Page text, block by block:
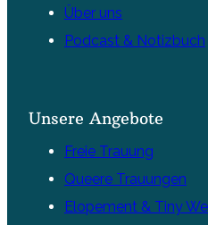
Über uns
Podcast & Notizbuch
Unsere Angebote
Freie Trauung
Queere Trauungen
Elopement & Tiny